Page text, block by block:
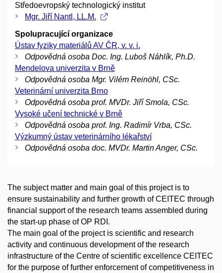
Středoevropský technologický institut
Mgr. Jiří Nantl, LL.M.
Spolupracující organizace
Ústav fyziky materiálů AV ČR, v. v. i.
Odpovědná osoba Doc. Ing. Luboš Náhlík, Ph.D.
Mendelova univerzita v Brně
Odpovědná osoba Mgr. Vilém Reinöhl, CSc.
Veterinární univerzita Brno
Odpovědná osoba prof. MVDr. Jiří Smola, CSc.
Vysoké učení technické v Brně
Odpovědná osoba prof. Ing. Radimír Vrba, CSc.
Výzkumný ústav veterinárního lékařství
Odpovědná osoba doc. MVDr. Martin Anger, CSc.
The subject matter and main goal of this project is to
ensure sustainability and further growth of CEITEC through
financial support of the research teams assembled during
the start-up phase of OP RDI.
The main goal of the project is scientific and research
activity and continuous development of the research
infrastructure of the Centre of scientific excellence CEITEC
for the purpose of further enforcement of competitiveness in